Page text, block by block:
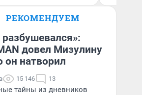
РЕКОМЕНДУЕМ
довел Мизулину
он натворил
15 146 13
тайны из дневников